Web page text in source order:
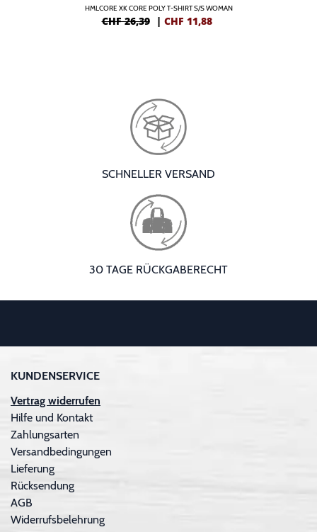
HMLCORE XK CORE POLY T-SHIRT S/S WOMAN
CHF 26,39 | CHF 11,88
SCHNELLER VERSAND
30 TAGE RÜCKGABERECHT
KUNDENSERVICE
Vertrag widerrufen
Hilfe und Kontakt
Zahlungsarten
Versandbedingungen
Lieferung
Rücksendung
AGB
Widerrufsbelehrung